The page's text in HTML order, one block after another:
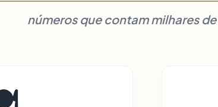
números que contam milhares